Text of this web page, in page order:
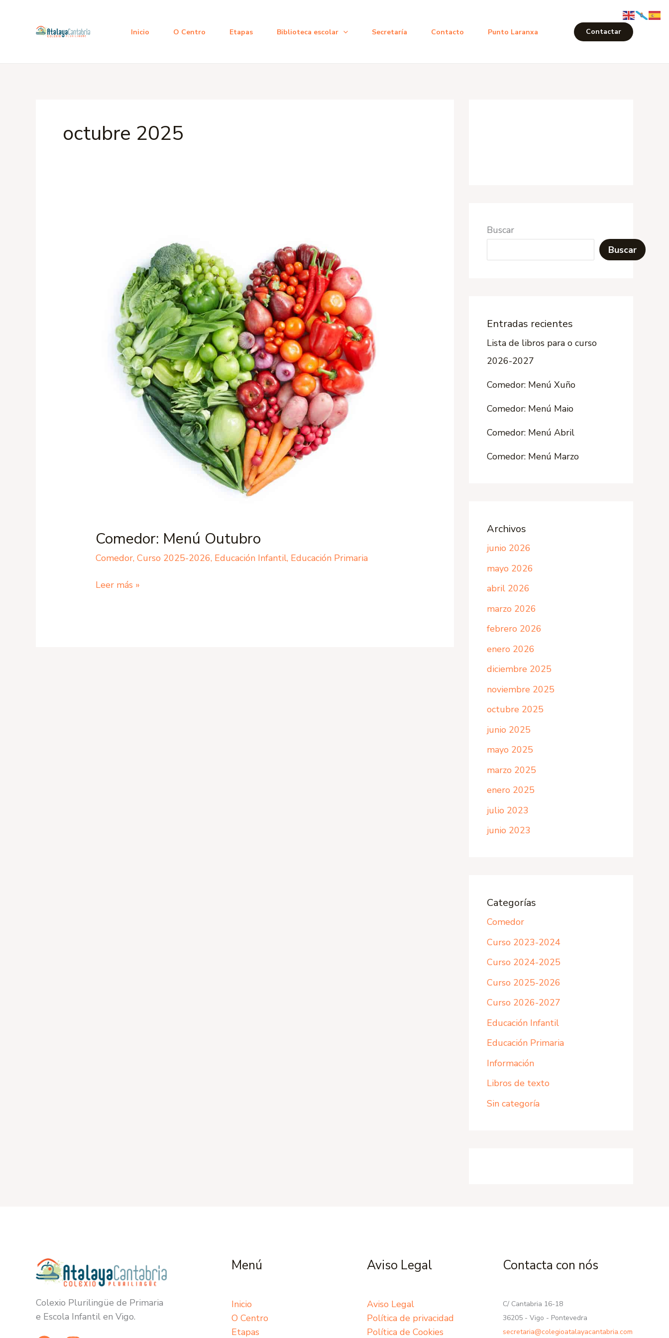
contenido
Inicio O Centro Etapas Biblioteca escolar Secretaría Contacto Punto Laranxa Contactar
octubre 2025
Comedor: Menú Outubro
Comedor,Curso 2025-2026, Educación Infantil, Educación Primaria
Leer más »
Buscar
Buscar
Entradas recientes
Lista de libros para o curso
2026-2027
Comedor: Menú Xuño
Comedor: Menú Maio
Comedor: Menú Abril
Comedor: Menú Marzo
Archivos
junio 2026
mayo 2026
abril 2026
marzo 2026
febrero 2026
enero 2026
diciembre 2025
noviembre 2025
octubre 2025
junio 2025
mayo 2025
marzo 2025
enero 2025
julio 2023
junio 2023
Categorías
Comedor
Curso 2023-2024
Curso 2024-2025
Curso 2025-2026
Curso 2026-2027
Educación Infantil
Educación Primaria
Información
Libros de texto
Sin categoría
Colexio Plurilingüe de Primaria
e Escola Infantil en Vigo.
Menú
Inicio
O Centro
Etapas
Aviso Legal
Aviso Legal
Política de privacidad
Política de Cookies
Contacta con nós
C/ Cantabria 16-18
36205 - Vigo - Pontevedra
secretaria@colegioatalayacantabria.com